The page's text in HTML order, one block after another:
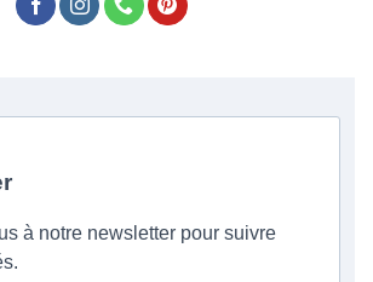
à notre newsletter pour suivre